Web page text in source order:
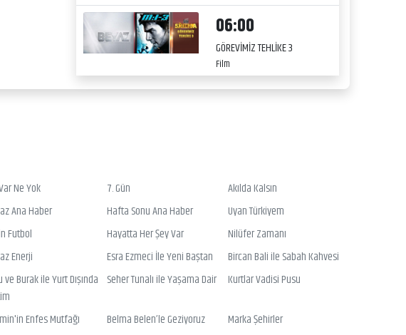
06:00
GÖREVİMİZ TEHLİKE 3
Film
Ne Yok 7. Gün
Akılda Kalsın
Ana Haber Hafta Sonu Ana Haber
Uyan Türkiyem
Futbol Hayatta Her Şey Var
Nilüfer Zamanı
Enerji Esra Ezmeci İle Yeni Baştan
Bircan Bali ile Sabah Kahvesi
ve Burak ile Yurt Dışında Seher Tunalı ile Yaşama Dair Kurtlar Vadisi Pusu
Enfes Mutfağı Belma Belen’le Geziyoruz
Marka Şehirler